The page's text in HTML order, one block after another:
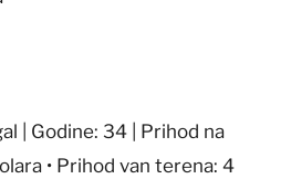
| Godine: 34 | Prihod na
• Prihod van terena: 4